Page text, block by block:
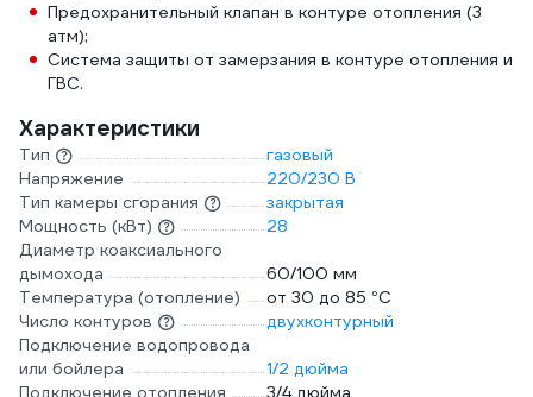
Предохранительный клапан в контуре отопления (3
атм);
Система защиты от замерзания в контуре отопления и
ГВС.
Характеристики
Тип
газовый
Напряжение
220/230 В
Тип камеры сгорания
закрытая
Мощность (кВт)
28
Диаметр коаксиального
дымохода
60/100 мм
Температура (отопление)
от 30 до 85 °С
Число контуров
двухконтурный
Подключение водопровода
или бойлера
1/2 дюйма
Подключение отопления
3/4 дюйма